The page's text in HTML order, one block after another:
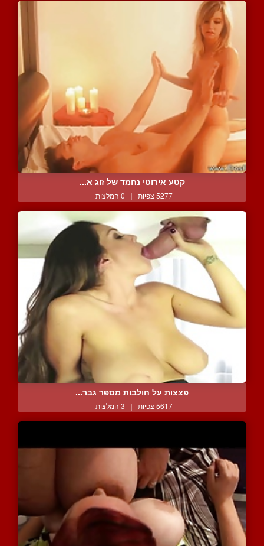
קטע אירוטי נחמד של זוג א...
5277 צפיות | 0 המלצות
פצצות על חולבות מספר גבר...
5617 צפיות | 3 המלצות